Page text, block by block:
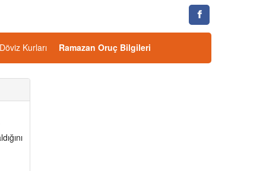
Döviz Kurları Ramazan Oruç Bilgileri